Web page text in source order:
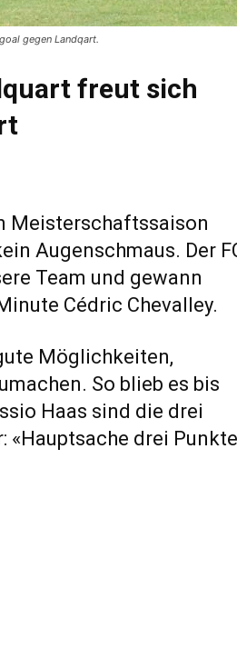
gegen Landqart.
freut sich
Meisterschaftssaison
Augenschmaus. Der
Team und gewann
Cédric Chevalley.
Möglichkeiten,
So blieb es bis
Haas sind die drei
«Hauptsache drei Punkte